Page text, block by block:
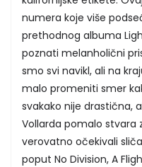
numera koje više
prethodnog albuma
poznati melanholični
smo svi navikl, ali na
malo promeniti smer
svakako nije drastična,
Vollarda pomalo stvara
verovatno očekivali
poput No Division, A